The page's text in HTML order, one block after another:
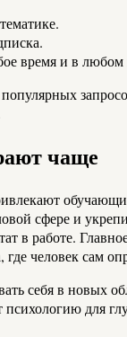
время и в любом
чаще
сфере и
в работе.
человек сам
себя в новых
психологию для